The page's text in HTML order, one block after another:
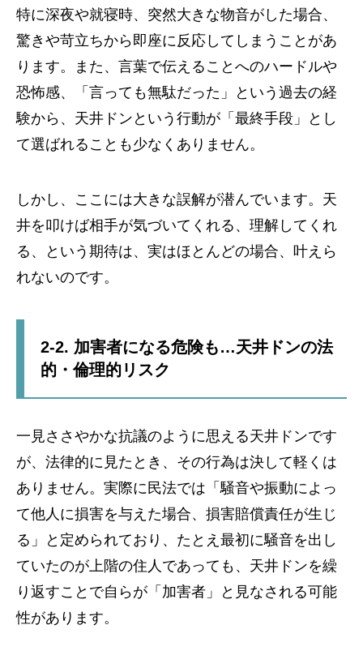
特に深夜や就寝時、突然大きな物音がした場合、
驚きや苛立ちから即座に反応してしまうことがあ
ります。また、言葉で伝えることへのハードルや
恐怖感、「言っても無駄だった」という過去の経
験から、天井ドンという行動が「最終手段」とし
て選ばれることも少なくありません。
しかし、ここには大きな誤解が潜んでいます。天
井を叩けば相手が気づいてくれる、理解してくれ
る、という期待は、実はほとんどの場合、叶えら
れないのです。
2-2. 加害者になる危険も…天井ドンの法
的・倫理的リスク
一見ささやかな抗議のように思える天井ドンです
が、法律的に見たとき、その行為は決して軽くは
ありません。実際に民法では「騒音や振動によっ
て他人に損害を与えた場合、損害賠償責任が生じ
る」と定められており、たとえ最初に騒音を出し
ていたのが上階の住人であっても、天井ドンを繰
り返すことで自らが「加害者」と見なされる可能
性があります。